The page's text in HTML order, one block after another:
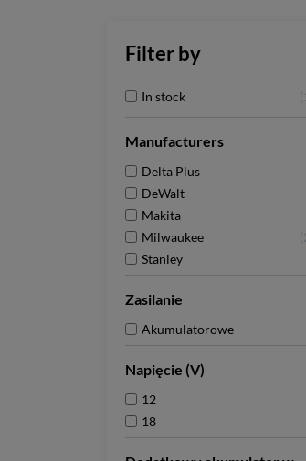
Filter by
In stock
Manufacturers
Delta Plus
DeWalt
Makita
Milwaukee
Stanley
Zasilanie
Akumulatorowe
Napięcie (V)
12
18